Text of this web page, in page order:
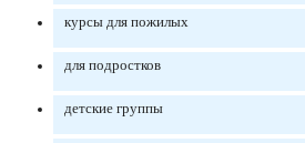
курсы для пожилых
для подростков
детские группы